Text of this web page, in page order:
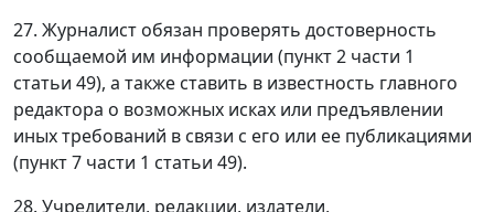
27. Журналист обязан проверять достоверность
сообщаемой им информации (пункт 2 части 1
статьи 49), а также ставить в известность главного
редактора о возможных исках или предъявлении
иных требований в связи с его или ее публикациями
(пункт 7 части 1 статьи 49).
28. Учредители, редакции, издатели,